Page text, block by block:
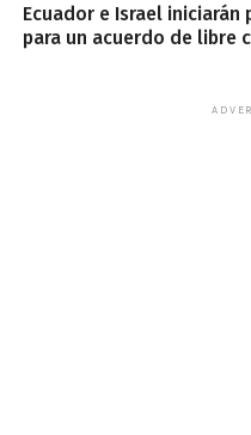
Ecuador e Israel
para un acuerdo de libre